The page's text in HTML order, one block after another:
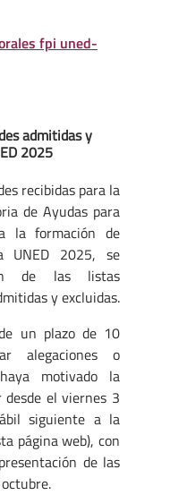
fpi uned-
admitidas y
2025
recibidas para la
de Ayudas para
la formación de
UNED 2025, se
de las listas
y excluidas.
un plazo de 10
alegaciones o
motivado la
el viernes 3
siguiente a la
página web), con
de las